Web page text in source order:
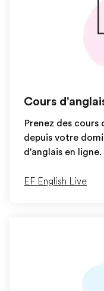
Cours
Prenez des
depuis votre
d'anglais en ligne.
EF English Live